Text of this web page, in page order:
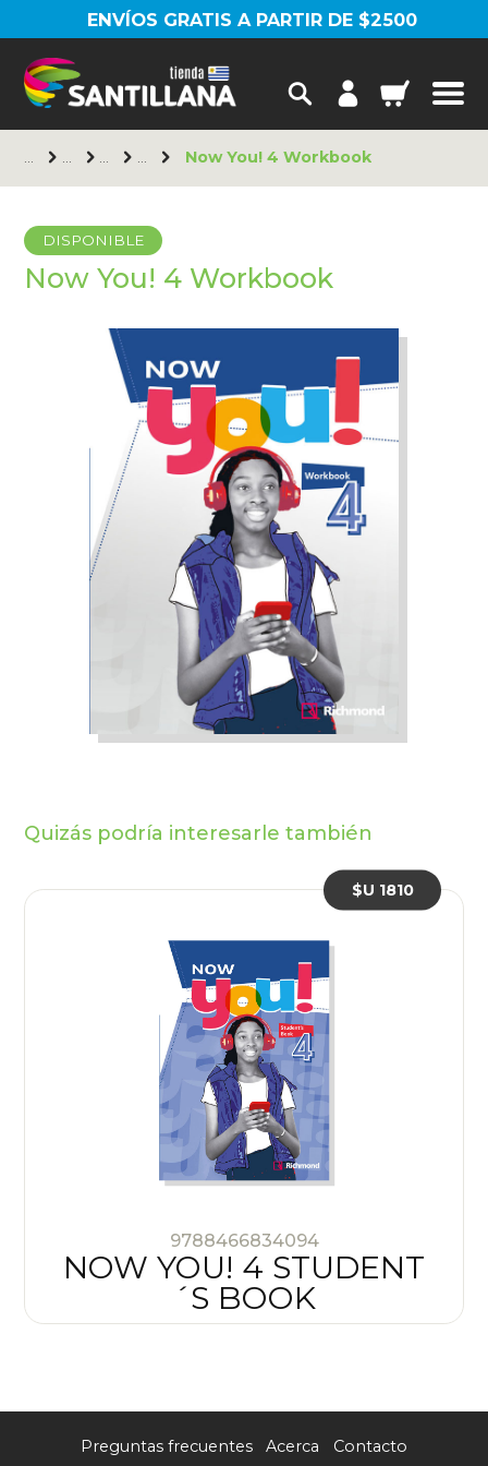
ENVÍOS GRATIS A PARTIR DE $2500
Now You! 4 Workbook
DISPONIBLE
Now You! 4 Workbook
Quizás podría interesarle también
9788466834094
NOW YOU! 4 STUDENT
´S BOOK
$U 1810
Preguntas frecuentes Acerca Contacto